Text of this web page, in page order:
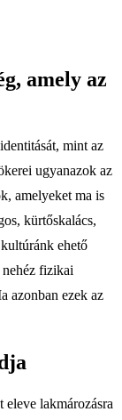
amely az
mint az
ugyanazok az
amelyeket ma is
kürtőskalács,
ehető
fizikai
azonban ezek az
eleve lakmározásra